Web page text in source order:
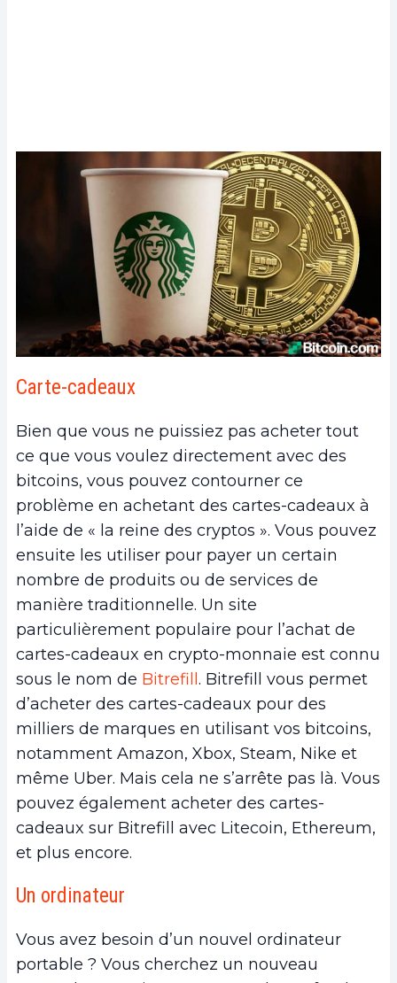
Carte-cadeaux
Bien que vous ne puissiez pas acheter tout
ce que vous voulez directement avec des
bitcoins, vous pouvez contourner ce
problème en achetant des cartes-cadeaux à
l’aide de « la reine des cryptos ». Vous pouvez
ensuite les utiliser pour payer un certain
nombre de produits ou de services de
manière traditionnelle. Un site
particulièrement populaire pour l’achat de
cartes-cadeaux en crypto-monnaie est connu
sous le nom de Bitrefill . Bitrefill vous permet
d’acheter des cartes-cadeaux pour des
milliers de marques en utilisant vos bitcoins,
notamment Amazon, Xbox, Steam, Nike et
même Uber. Mais cela ne s’arrête pas là. Vous
pouvez également acheter des cartes-
cadeaux sur Bitrefill avec Litecoin, Ethereum,
et plus encore.
Un ordinateur
Vous avez besoin d’un nouvel ordinateur
portable ? Vous cherchez un nouveau